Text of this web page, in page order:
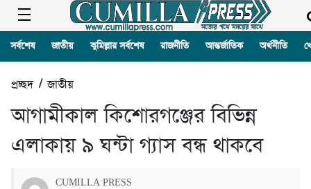
সর্বশেষ জাতীয় কুমিল্লার সর্বশেষ রাজনীতি আন্তর্জাতিক অর্থনীতি
প্রচ্ছদ/জাতীয়
আগামীকাল কিশোরগঞ্জের বিভিন্ন
এলাকায় ৯ ঘন্টা গ্যাস বন্ধ থাকবে
CUMILLA PRESS